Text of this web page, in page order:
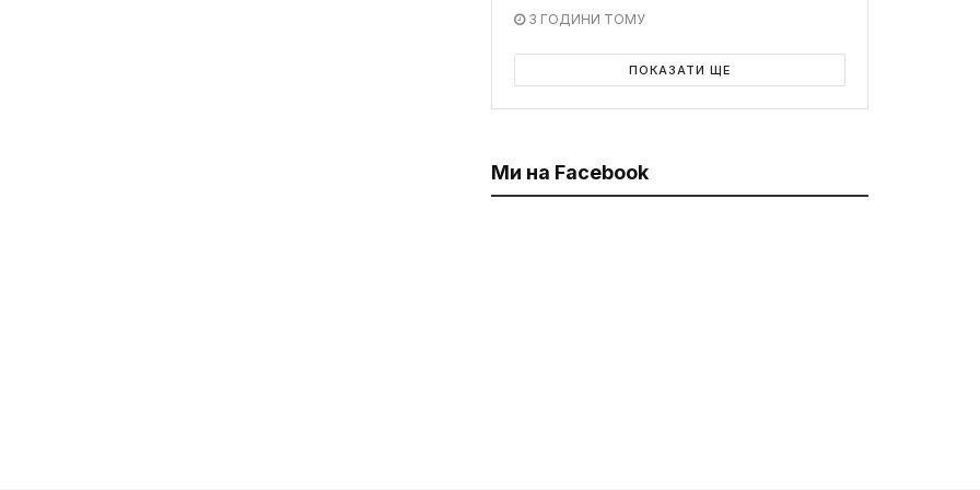
3 ГОДИНИ ТОМУ
ПОКАЗАТИ ЩЕ
Ми на Facebook